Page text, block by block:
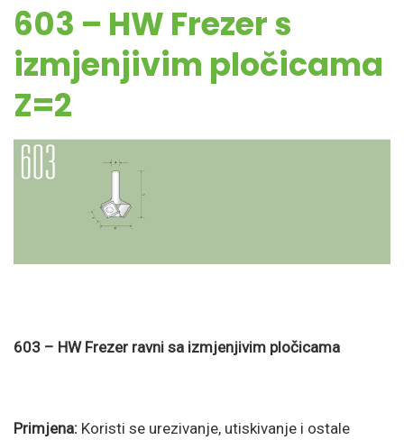
603 – HW Frezer s
izmjenjivim pločicama
Z=2
603 – HW Frezer ravni sa izmjenjivim pločicama
Primjena: Koristi se urezivanje, utiskivanje i ostale